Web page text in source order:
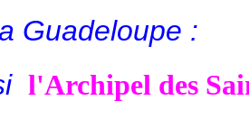
Guadeloupe :
l'Archipel des